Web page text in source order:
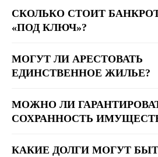
СКОЛЬКО СТОИТ
«ПОД КЛЮЧ»?
МОГУТ ЛИ АРЕСТОВАТЬ
ЕДИНСТВЕННОЕ ЖИЛЬЕ?
МОЖНО ЛИ
СОХРАННОСТЬ
КАКИЕ ДОЛГИ МОГУТ